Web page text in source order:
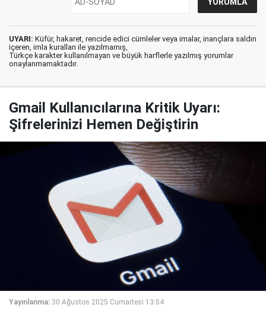
UYARI: Küfür, hakaret, rencide edici cümleler veya imalar, inançlara saldırı
içeren, imla kuralları ile yazılmamış,
Türkçe karakter kullanılmayan ve büyük harflerle yazılmış yorumlar
onaylanmamaktadır.
Gmail Kullanıcılarına Kritik Uyarı:
Şifrelerinizi Hemen Değiştirin
Yayınlanma: 30 Ağustos 2025 Cumartesi 13:54